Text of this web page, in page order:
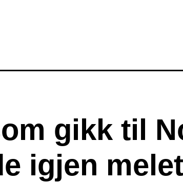
gikk til
igjen melet